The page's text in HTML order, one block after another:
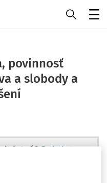
povinnosť
a slobody a
Prihláste sa